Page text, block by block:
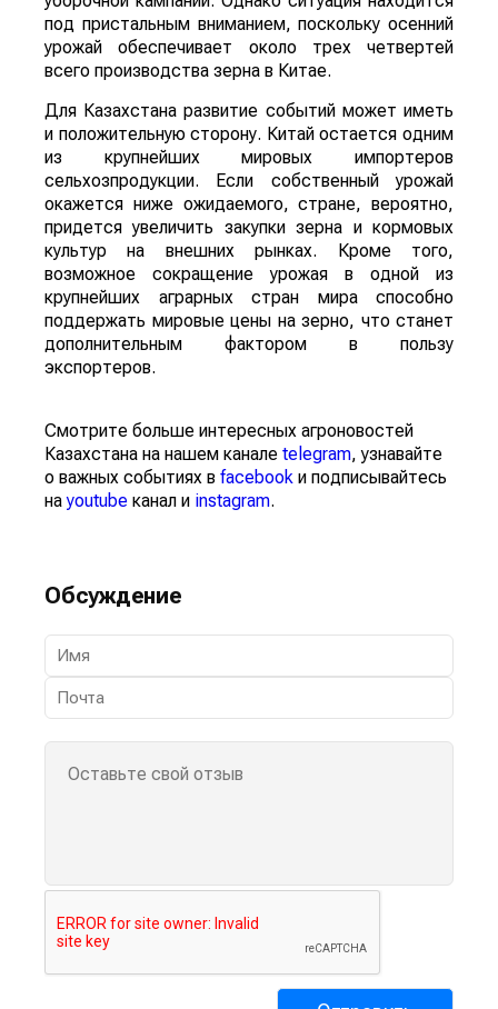
под пристальным вниманием, поскольку осенний
урожай обеспечивает около трех четвертей
всего производства зерна в Китае.
Для Казахстана развитие событий может иметь
и положительную сторону. Китай остается одним
из крупнейших мировых импортеров
сельхозпродукции. Если собственный урожай
окажется ниже ожидаемого, стране, вероятно,
придется увеличить закупки зерна и кормовых
культур на внешних рынках. Кроме того,
возможное сокращение урожая в одной из
крупнейших аграрных стран мира способно
поддержать мировые цены на зерно, что станет
дополнительным фактором в пользу
экспортеров.
Смотрите больше интересных агроновостей
Казахстана на нашем канале telegram, узнавайте
о важных событиях в facebook и подписывайтесь
наyoutube канал и instagram.
Обсуждение